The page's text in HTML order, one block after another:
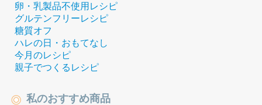
卵・乳製品不使用レシピ
グルテンフリーレシピ
糖質オフ
ハレの日・おもてなし
今月のレシピ
親子でつくるレシピ
私のおすすめ商品